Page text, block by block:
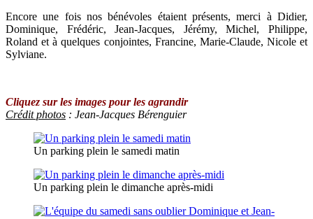
Encore une fois nos bénévoles étaient présents, merci à Didier,
Dominique, Frédéric, Jean-Jacques, Jérémy, Michel, Philippe,
Roland et à quelques conjointes, Francine, Marie-Claude, Nicole et
Sylviane.
Cliquez sur les images pour les agrandir
Crédit photos : Jean-Jacques Bérenguier
Un parking plein le samedi matin
Un parking plein le dimanche après-midi